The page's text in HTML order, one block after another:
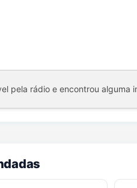
pela rádio e encontrou alguma